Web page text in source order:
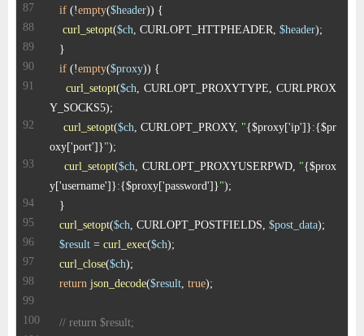
if (!empty($header
curl_setopt($ch , CURLOPT_HTTPHEADER, $header
if (!empty($proxy
curl_setopt($ch , CURLOPT_PROXYTYPE, CURLPROX
curl_setopt($ch , CURLOPT_PROXY, "{$proxy['ip']}:{$pr
oxy['port']}"
curl_setopt($ch , CURLOPT_PROXYUSERPWD, "{$prox
y['username']}:{$proxy['password']}"
curl_setopt($ch , CURLOPT_POSTFIELDS, $post_data
$result = curl_exec($ch
curl_close($ch
return json_decode($result, true
// return $result;